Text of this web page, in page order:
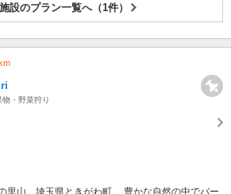
設のプラン一覧へ（1件）
・野菜狩り